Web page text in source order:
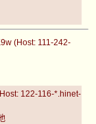
(Host: 111-242-
122-116-*.hinet-